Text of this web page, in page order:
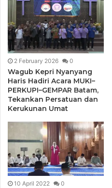
2 February 2026 0
Wagub Kepri Nyanyang
Haris Hadiri Acara MUKI–
PERKUPI–GEMPAR Batam,
Tekankan Persatuan dan
Kerukunan Umat
10 April 2022 0